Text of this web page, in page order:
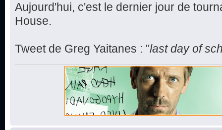
Aujourd'hui, c'est le dernier jour de
House.
Tweet de Greg Yaitanes : "last day of